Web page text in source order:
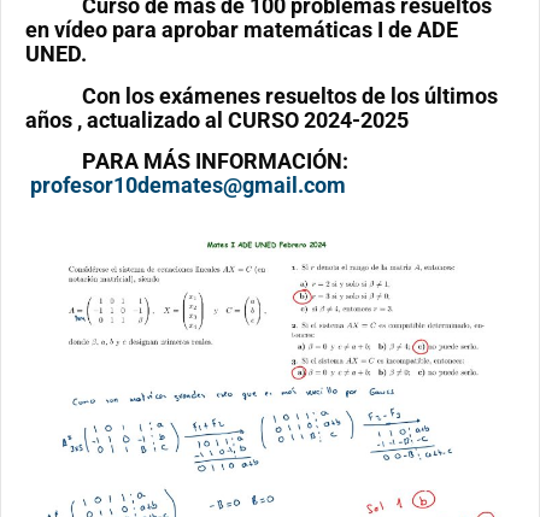
Curso de más de 100 problemas resueltos
en vídeo para aprobar matemáticas I de ADE
UNED.
Con los exámenes resueltos de los últimos
años , actualizado al CURSO 2024-2025
PARA MÁS INFORMACIÓN:
profesor10demates@gmail.com